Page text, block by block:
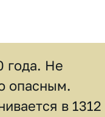
года. Не
опасным.
в 1312